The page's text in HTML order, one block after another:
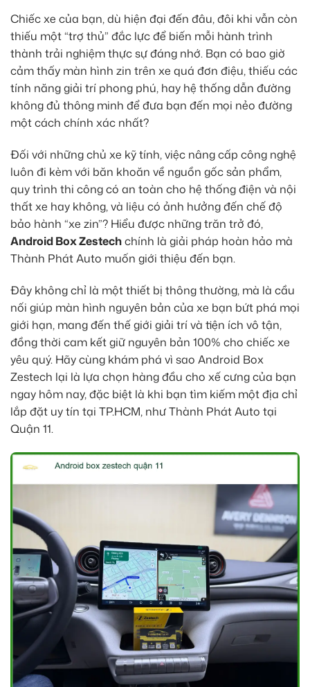
Chiếc xe của bạn, dù hiện đại đến đâu, đôi khi vẫn còn
thiếu một “trợ thủ” đắc lực để biến mỗi hành trình
thành trải nghiệm thực sự đáng nhớ. Bạn có bao giờ
cảm thấy màn hình zin trên xe quá đơn điệu, thiếu các
tính năng giải trí phong phú, hay hệ thống dẫn đường
không đủ thông minh để đưa bạn đến mọi nẻo đường
một cách chính xác nhất?
Đối với những chủ xe kỹ tính, việc nâng cấp công nghệ
luôn đi kèm với băn khoăn về nguồn gốc sản phẩm,
quy trình thi công có an toàn cho hệ thống điện và nội
thất xe hay không, và liệu có ảnh hưởng đến chế độ
bảo hành “xe zin”? Hiểu được những trăn trở đó,
Android Box Zestechchính là giải pháp hoàn hảo mà
Thành Phát Auto muốn giới thiệu đến bạn.
Đây không chỉ là một thiết bị thông thường, mà là cầu
nối giúp màn hình nguyên bản của xe bạn bứt phá mọi
giới hạn, mang đến thế giới giải trí và tiện ích vô tận,
đồng thời cam kết giữ nguyên bản 100% cho chiếc xe
yêu quý. Hãy cùng khám phá vì sao Android Box
Zestech lại là lựa chọn hàng đầu cho xế cưng của bạn
ngay hôm nay, đặc biệt là khi bạn tìm kiếm một địa chỉ
lắp đặt uy tín tại TP.HCM, như Thành Phát Auto tại
Quận 11.